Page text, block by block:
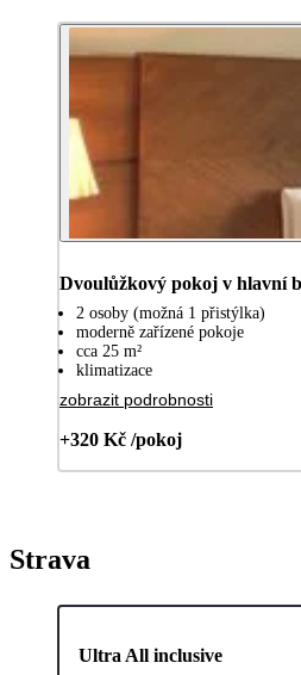
Dvoulůžkový pokoj v hlavní
2 osoby (možná 1 přistýlka)
moderně zařízené pokoje
cca 25 m²
klimatizace
zobrazit podrobnosti
+320 Kč /pokoj
Strava
Ultra All inclusive